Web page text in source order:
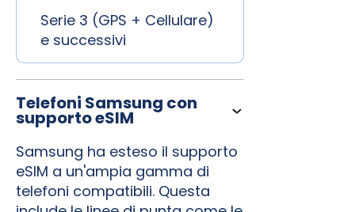
Serie 3 (GPS + Cellulare)
e successivi
Telefoni Samsung con
supporto eSIM
Samsung ha esteso il supporto
eSIM a un'ampia gamma di
telefoni compatibili. Questa